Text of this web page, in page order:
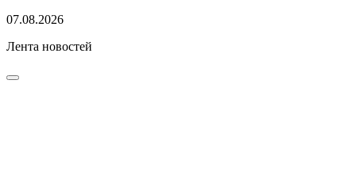
07.08.2026
Лента новостей